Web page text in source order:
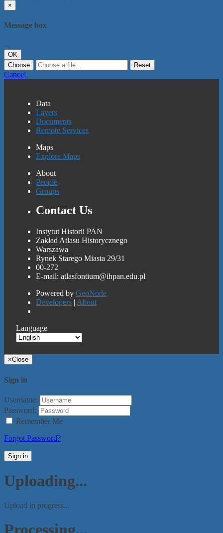
×
Message box
...
OK
Choose
Reset
Cancel
Data
Layers
Documents
Remote Services
Maps
Explore Maps
About
People
Groups
Contact Us
Instytut Historii PAN
Zakład Atlasu Historycznego
Warszawa
Rynek Starego Miasta 29/31
00-272
E-mail: atlasfontium@ihpan.edu.pl
Powered by GeoNode
Developers | About
Language
×Close
Sign in
Username:
Password:
Remember Me
Forgot Password?
Sign in
Uploading...
Upload in progress...